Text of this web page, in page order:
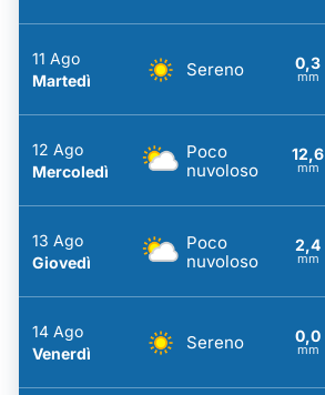
11 Ago
Martedì
Sereno 0,3
mm
12 Ago
Mercoledì
Poco
nuvoloso
12,6
mm
13 Ago
Giovedì
Poco
nuvoloso
2,4
mm
14 Ago
Venerdì
Sereno 0,0
mm